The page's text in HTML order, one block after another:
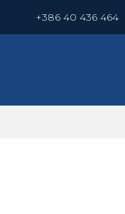
+386 40 436 464